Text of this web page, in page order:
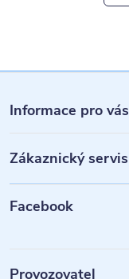
á
p
a
Informace pro vás
Zákaznický servis
Facebook
Provozovatel